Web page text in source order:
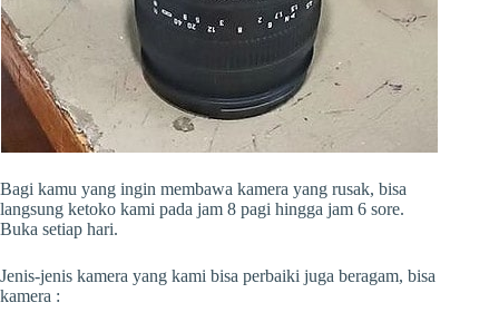
Bagi kamu yang ingin membawa kamera yang rusak, bisa
langsung ketoko kami pada jam 8 pagi hingga jam 6 sore.
Buka setiap hari.
Jenis-jenis kamera yang kami bisa perbaiki juga beragam, bisa
kamera :